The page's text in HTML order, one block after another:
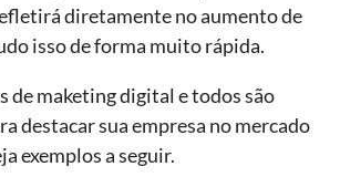
diretamente no aumento de
isso de forma muito rápida.
de maketing digital e todos são
destacar sua empresa no mercado
exemplos a seguir.